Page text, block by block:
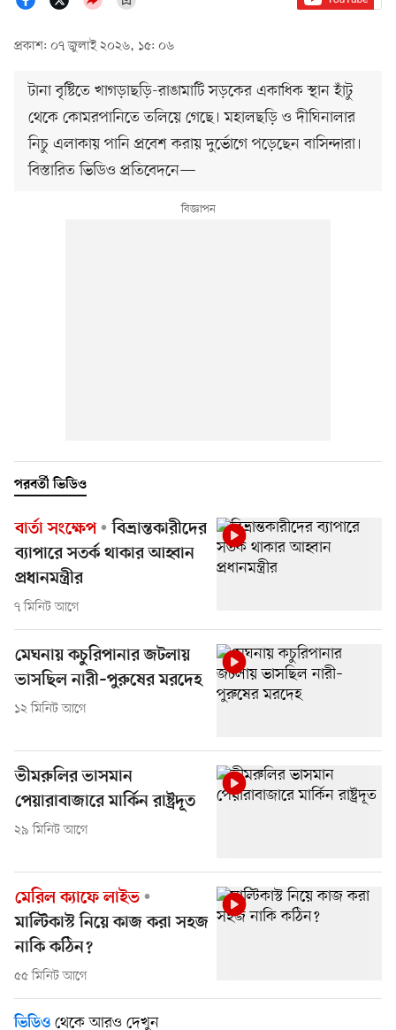
প্রকাশ: ০৭ জুলাই ২০২৬, ১৫: ০৬
টানা বৃষ্টিতে খাগড়াছড়ি-রাঙামাটি সড়কের একাধিক স্থান হাঁটু
থেকে কোমরপানিতে তলিয়ে গেছে। মহালছড়ি ও দীঘিনালার
নিচু এলাকায় পানি প্রবেশ করায় দুর্ভোগে পড়েছেন বাসিন্দারা।
বিস্তারিত ভিডিও প্রতিবেদনে—
পরবর্তী ভিডিও
বার্তা সংক্ষেপ
বিভ্রান্তকারীদের
ব্যাপারে সতর্ক থাকার আহ্বান
প্রধানমন্ত্রীর
৭ মিনিট আগে
মেঘনায় কচুরিপানার জটলায়
ভাসছিল নারী–পুরুষের মরদেহ
১২ মিনিট আগে
ভীমরুলির ভাসমান
পেয়ারাবাজারে মার্কিন রাষ্ট্রদূত
২৯ মিনিট আগে
মেরিল ক্যাফে লাইভ
মাল্টিকাস্ট নিয়ে কাজ করা সহজ
নাকি কঠিন?
৫৫ মিনিট আগে
ভিডিও থেকে আরও দেখুন